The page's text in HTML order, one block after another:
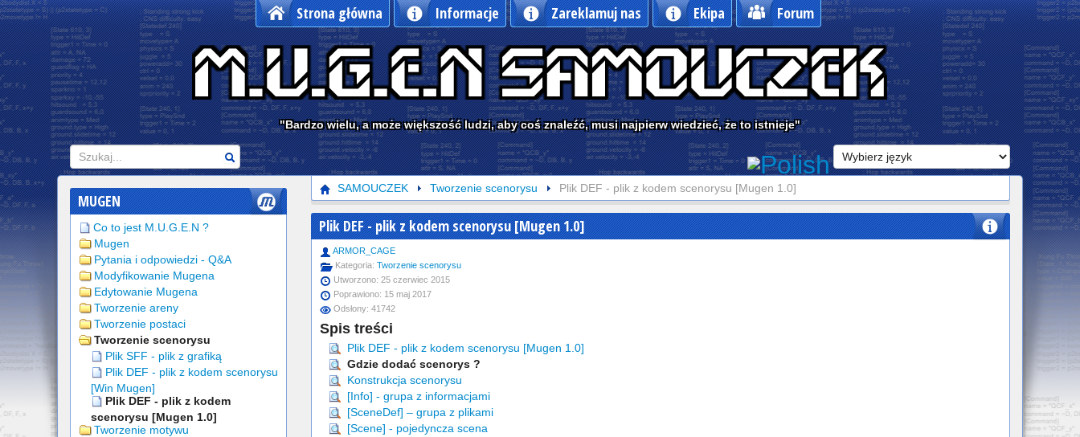
Strona główna Informacje Zareklamuj nas Ekipa Forum
"Bardzo wielu, a może większość ludzi, aby coś znaleźć, musi najpierw wiedzieć, że to istnieje"
Szukaj
MUGEN
Co to jest M.U.G.E.N ?
Mugen
Pytania i odpowiedzi - Q&A
Modyfikowanie Mugena
Edytowanie Mugena
Tworzenie areny
Tworzenie postaci
Tworzenie scenorysu
Plik SFF - plik z grafiką
Plik DEF - plik z kodem scenorysu
[Win Mugen]
Plik DEF - plik z kodem
scenorysu [Mugen 1.0]
Tworzenie motywu
SAMOUCZEK Tworzenie scenorysu Plik DEF - plik z kodem scenorysu [Mugen 1.0]
Plik DEF - plik z kodem scenorysu [Mugen 1.0]
ARMOR_CAGE
Kategoria: Tworzenie scenorysu
Utworzono: 25 czerwiec 2015
Poprawiono: 15 maj 2017
Odsłony: 41742
Spis treści
Plik DEF - plik z kodem scenorysu [Mugen 1.0]
Gdzie dodać scenorys ?
Konstrukcja scenorysu
[Info] - grupa z informacjami
[SceneDef] – grupa z plikami
[Scene] - pojedyncza scena